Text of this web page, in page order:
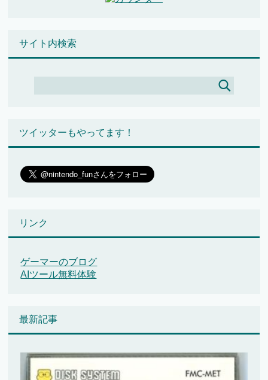
サイト内検索
ツイッターもやってます！
リンク
ゲーマーのブログ
AIツール無料体験
最新記事